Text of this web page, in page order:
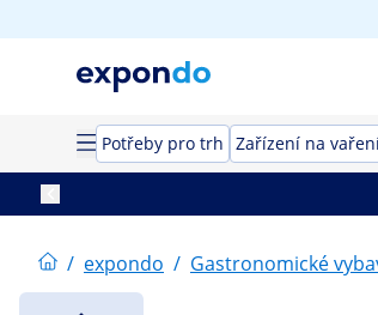
Potřeby pro trh Zařízení na
/ expondo / Gastronomické